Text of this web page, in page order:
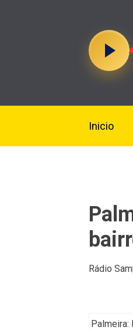
Inicio
Rádio
Palmeira: